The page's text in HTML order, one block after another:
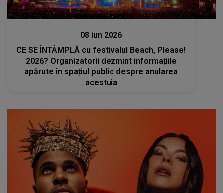
Divertisment
08 iun 2026
CE SE ÎNTÂMPLĂ cu festivalul Beach, Please!
2026? Organizatorii dezmint informațiile
apărute în spațiul public despre anularea
acestuia